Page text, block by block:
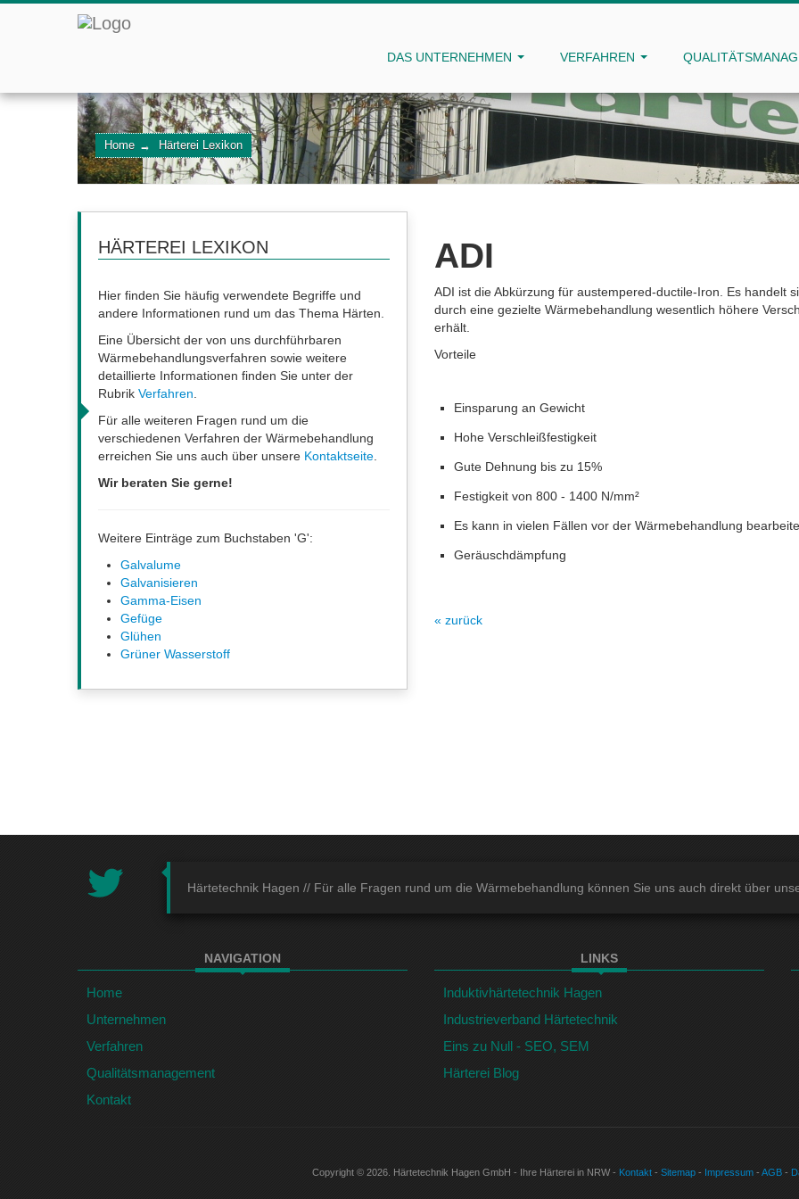
DAS UNTERNEHMEN VERFAHREN
Home → Härterei Lexikon
HÄRTEREI LEXIKON
Hier finden Sie häufig verwendete Begriffe und
andere Informationen rund um das Thema Härten.
Eine Übersicht der von uns durchführbaren
Wärmebehandlungsverfahren sowie weitere
detaillierte Informationen finden Sie unter der
Rubrik Verfahren
Für alle weiteren Fragen rund um die
verschiedenen Verfahren der Wärmebehandlung
erreichen Sie uns auch über unsere Kontaktseite
Wir beraten Sie gerne!
Weitere Einträge zum Buchstaben 'G':
Galvalume
Galvanisieren
Gamma-Eisen
Gefüge
Glühen
Grüner Wasserstoff
ADI
ADI ist die Abkürzung für austempered-ductile-Iron. Es handelt
durch eine gezielte Wärmebehandlung wesentlich höhere
erhält.
Vorteile
Einsparung an Gewicht
Hohe Verschleißfestigkeit
Gute Dehnung bis zu 15%
Festigkeit von 800 - 1400 N/mm²
Es kann in vielen Fällen vor der Wärmebehandlung
Geräuschdämpfung
« zurück
Härtetechnik Hagen // Für alle Fragen rund um die Wärmebehandlung können Sie uns auch direkt über
NAVIGATION
Home
Unternehmen
Verfahren
Qualitätsmanagement
Kontakt
LINKS
Induktivhärtetechnik Hagen
Industrieverband Härtetechnik
Eins zu Null - SEO, SEM
Härterei Blog
Copyright © 2026. Härtetechnik Hagen GmbH - Ihre Härterei in NRW - Kontakt- Sitemap- Impressum- AGB-